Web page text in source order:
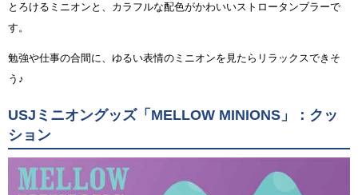
とろけるミニオンと、カラフルな配色がかわいいストロータンブラーで
す。
勉強や仕事の合間に、ゆるい表情のミニオンを見たらリラックスできそ
う♪
USJミニオングッズ「MELLOW MINIONS」：クッ
ション